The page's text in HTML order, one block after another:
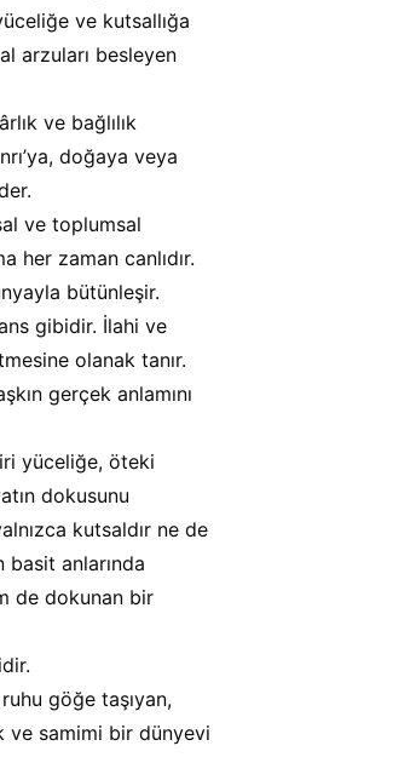
ve kutsallığa
arzuları besleyen
ve bağlılık
doğaya veya
ve toplumsal
her zaman canlıdır.
bütünleşir.
gibidir. İlahi ve
olanak tanır.
gerçek anlamını
yüceliğe, öteki
dokusunu
kutsaldır ne de
basit anlarında
de dokunan bir
göğe taşıyan,
ve samimi bir dünyevi